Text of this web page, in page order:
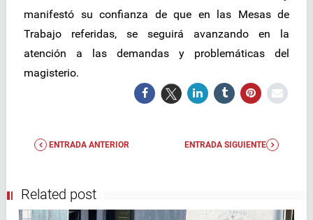
manifestó su confianza de que en las Mesas de
Trabajo referidas, se seguirá avanzando en la
atención a las demandas y problemáticas del
magisterio.
ENTRADA ANTERIOR ENTRADA SIGUIENTE
Related post